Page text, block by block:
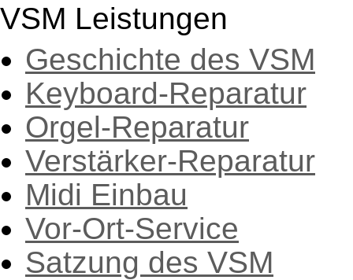
VSM Leistungen
Geschichte des VSM
Keyboard-Reparatur
Orgel-Reparatur
Verstärker-Reparatur
Midi Einbau
Vor-Ort-Service
Satzung des VSM